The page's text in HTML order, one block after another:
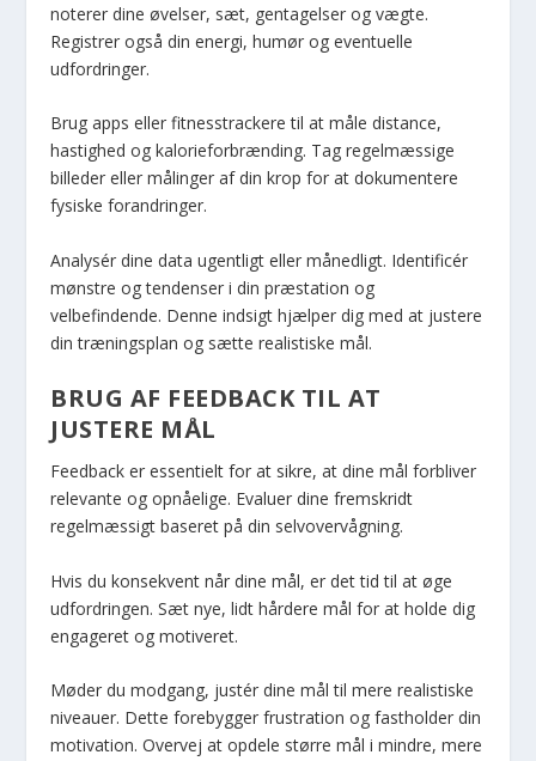
noterer dine øvelser, sæt, gentagelser og vægte.
Registrer også din energi, humør og eventuelle
udfordringer.
Brug apps eller fitnesstrackere til at måle distance,
hastighed og kalorieforbrænding. Tag regelmæssige
billeder eller målinger af din krop for at dokumentere
fysiske forandringer.
Analysér dine data ugentligt eller månedligt. Identificér
mønstre og tendenser i din præstation og
velbefindende. Denne indsigt hjælper dig med at justere
din træningsplan og sætte realistiske mål.
BRUG AF FEEDBACK TIL AT
JUSTERE MÅL
Feedback er essentielt for at sikre, at dine mål forbliver
relevante og opnåelige. Evaluer dine fremskridt
regelmæssigt baseret på din selvovervågning.
Hvis du konsekvent når dine mål, er det tid til at øge
udfordringen. Sæt nye, lidt hårdere mål for at holde dig
engageret og motiveret.
Møder du modgang, justér dine mål til mere realistiske
niveauer. Dette forebygger frustration og fastholder din
motivation. Overvej at opdele større mål i mindre, mere